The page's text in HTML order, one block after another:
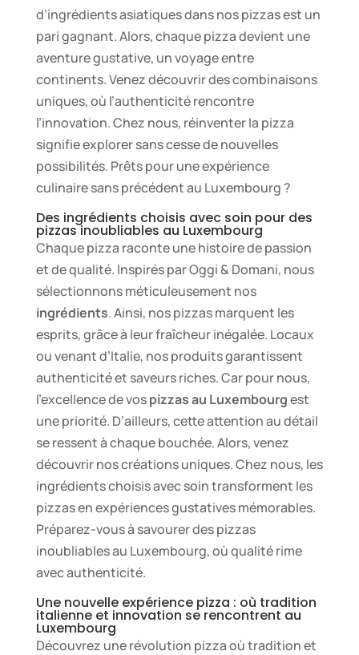
d’ingrédients asiatiques dans nos pizzas est un
pari gagnant. Alors, chaque pizza devient une
aventure gustative, un voyage entre
continents. Venez découvrir des combinaisons
uniques, où l’authenticité rencontre
l’innovation. Chez nous, réinventer la pizza
signifie explorer sans cesse de nouvelles
possibilités. Prêts pour une expérience
culinaire sans précédent au Luxembourg ?
Des ingrédients choisis avec soin pour des
pizzas inoubliables au Luxembourg
Chaque pizza raconte une histoire de passion
et de qualité. Inspirés par Oggi & Domani, nous
sélectionnons méticuleusement nos
ingrédients. Ainsi, nos pizzas marquent les
esprits, grâce à leur fraîcheur inégalée. Locaux
ou venant d’Italie, nos produits garantissent
authenticité et saveurs riches. Car pour nous,
l’excellence de vospizzas au Luxembourgest
une priorité. D’ailleurs, cette attention au détail
se ressent à chaque bouchée. Alors, venez
découvrir nos créations uniques. Chez nous, les
ingrédients choisis avec soin transforment les
pizzas en expériences gustatives mémorables.
Préparez-vous à savourer des pizzas
inoubliables au Luxembourg, où qualité rime
avec authenticité.
Une nouvelle expérience pizza : où tradition
italienne et innovation se rencontrent au
Luxembourg
Découvrez une révolution pizza où tradition et